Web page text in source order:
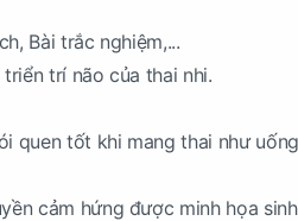
Bài trắc nghiệm,...
trí não của thai nhi.
quen tốt khi mang thai như
cảm hứng được minh họa